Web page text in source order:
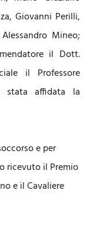
Giovanni Perilli,
Mineo;
il Dott.
il Professore
stata affidata la
e per
ricevuto il Premio
e il Cavaliere